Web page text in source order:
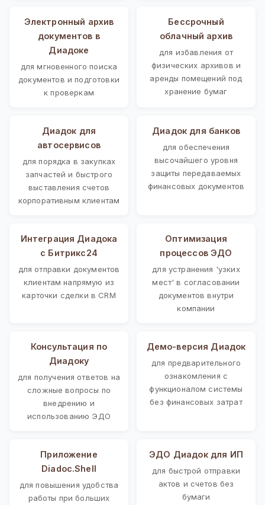
Электронный архив
документов в
Диадоке
для мгновенного поиска
документов и подготовки
к проверкам
Бессрочный
облачный архив
для избавления от
физических архивов и
аренды помещений под
хранение бумаг
Диадок для
автосервисов
для порядка в закупках
запчастей и быстрого
выставления счетов
корпоративным клиентам
Диадок для банков
для обеспечения
высочайшего уровня
защиты передаваемых
финансовых документов
Интеграция Диадока
с Битрикс24
для отправки документов
клиентам напрямую из
карточки сделки в CRM
Оптимизация
процессов ЭДО
для устранения 'узких
мест' в согласовании
документов внутри
компании
Консультация по
Диадоку
для получения ответов на
сложные вопросы по
внедрению и
использованию ЭДО
Демо-версия Диадок
для предварительного
ознакомления с
функционалом системы
без финансовых затрат
Приложение
Diadoc.Shell
для повышения удобства
работы при больших
ЭДО Диадок для ИП
для быстрой отправки
актов и счетов без
бумаги